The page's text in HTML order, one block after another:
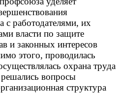
с работодателями, их
власти по защите
и законных интересов
этого, проводилась
охрана труда
вопросы
структура